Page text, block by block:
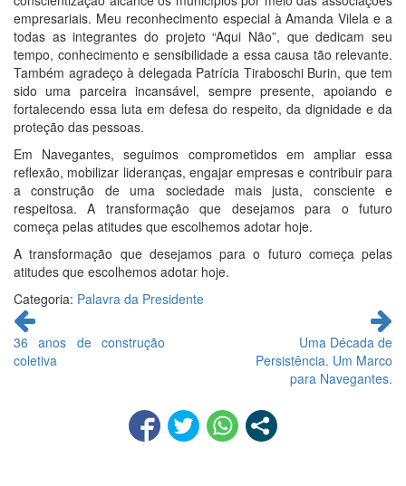
empresariais. Meu reconhecimento especial à Amanda Vilela e a
todas as integrantes do projeto “Aqui Não”, que dedicam seu
tempo, conhecimento e sensibilidade a essa causa tão relevante.
Também agradeço à delegada Patrícia Tiraboschi Burin, que tem
sido uma parceira incansável, sempre presente, apoiando e
fortalecendo essa luta em defesa do respeito, da dignidade e da
proteção das pessoas.
Em Navegantes, seguimos comprometidos em ampliar essa
reflexão, mobilizar lideranças, engajar empresas e contribuir para
a construção de uma sociedade mais justa, consciente e
respeitosa. A transformação que desejamos para o futuro
começa pelas atitudes que escolhemos adotar hoje.
A transformação que desejamos para o futuro começa pelas
atitudes que escolhemos adotar hoje.
Categoria: Palavra da Presidente
Continue
lendo
36 anos de construção
coletiva
Uma Década de
Persistência. Um Marco
para Navegantes.